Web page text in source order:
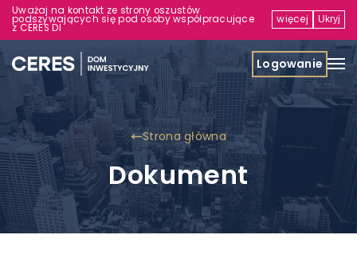
Uważaj na kontakt ze strony oszustów
podszywających się pod osoby współpracujące
z CERES DI
więcej Ukryj
Logowanie
Strona główna
Dokument